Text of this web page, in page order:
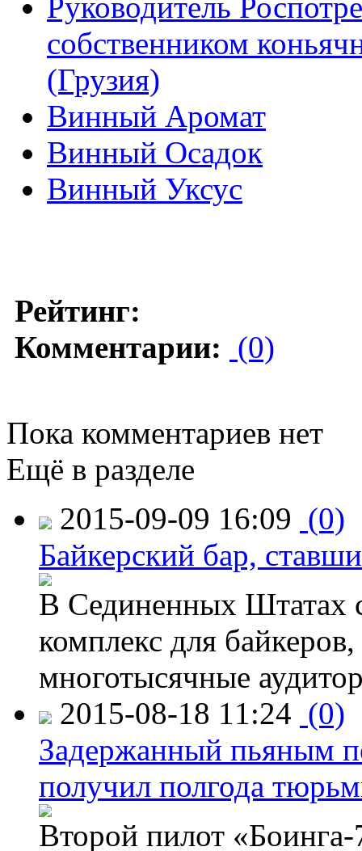
собственником
(Грузия)
Винный Аромат
Винный Осадок
Винный Уксус
Рейтинг:
Комментарии: (0)
Пока комментариев нет
Ещё в разделе
2015-09-09 16:09 (0)
Байкерский бар,
В Сединенных Штатах
комплекс для
многотысячные
2015-08-18 11:24 (0)
Задержанный пьяным
получил полгода
Второй пилот